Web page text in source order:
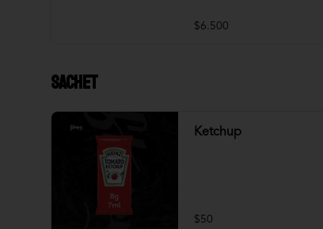
$6.500
Sachet
Ketchup
$50